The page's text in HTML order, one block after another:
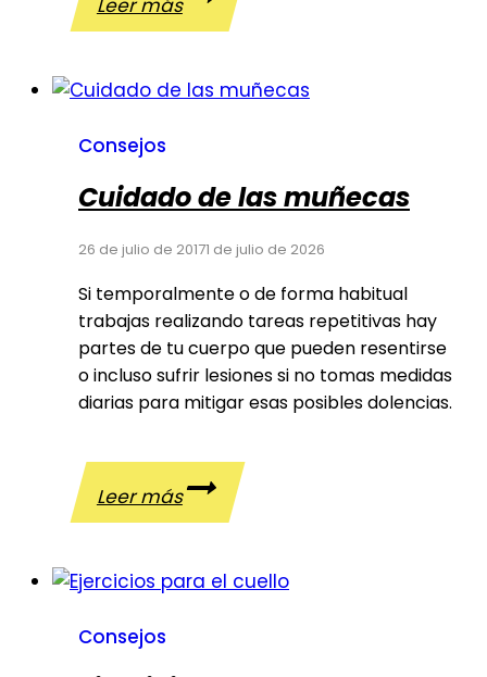
rodillas
Consejos
Cuidado de las muñecas
26 de julio de 20171 de julio de 2026
Si temporalmente o de forma habitual
trabajas realizando tareas repetitivas hay
partes de tu cuerpo que pueden resentirse
o incluso sufrir lesiones si no tomas medidas
diarias para mitigar esas posibles dolencias.
Leer másCuidado
muñecas
Consejos